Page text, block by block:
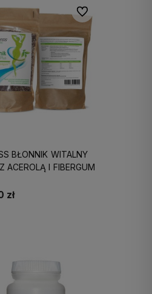
BŁONNIK WITALNY
ACEROLĄ I FIBERGUM
zł
Do ulubionych